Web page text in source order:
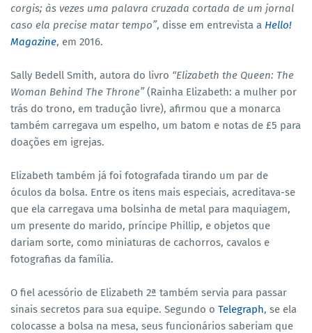
corgis; às vezes uma palavra cruzada cortada de um jornal
caso ela precise matar tempo”, disse em entrevista a Hello!
Magazine, em 2016.
Sally Bedell Smith, autora do livro “Elizabeth the Queen: The
Woman Behind The Throne”(Rainha Elizabeth: a mulher por
trás do trono, em tradução livre), afirmou que a monarca
também carregava um espelho, um batom e notas de £5 para
doações em igrejas.
Elizabeth também já foi fotografada tirando um par de
óculos da bolsa. Entre os itens mais especiais, acreditava-se
que ela carregava uma bolsinha de metal para maquiagem,
um presente do marido, príncipe Phillip, e objetos que
dariam sorte, como miniaturas de cachorros, cavalos e
fotografias da família.
O fiel acessório de Elizabeth 2ª também servia para passar
sinais secretos para sua equipe. Segundo o Telegraph, se ela
colocasse a bolsa na mesa, seus funcionários saberiam que